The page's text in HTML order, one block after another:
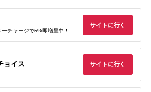
チャージで5%即増量中！
サイトに行く
ョイス サイトに行く